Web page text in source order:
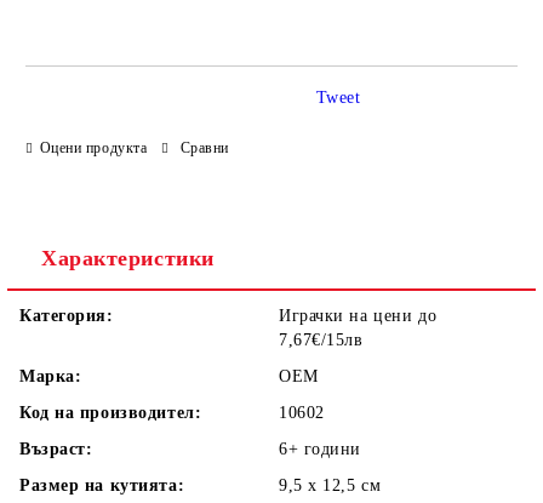
Оцени продукта Сравни
Tweet
Характеристики
Категория:
Играчки на цени до
7,67€/15лв
Марка:
OEM
Код на производител:
10602
Възраст:
6+ години
Размер на кутията:
9,5 х 12,5см